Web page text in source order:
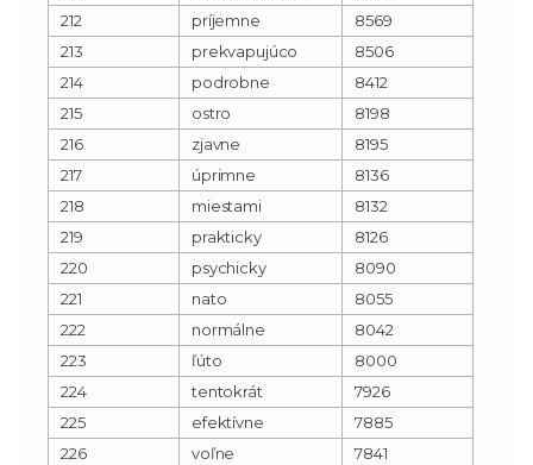
212
príjemne
8569
213
prekvapujúco
8506
214
podrobne
8412
215
ostro
8198
216
zjavne
8195
217
úprimne
8136
218
miestami
8132
219
prakticky
8126
220
psychicky
8090
221
nato
8055
222
normálne
8042
223
ľúto
8000
224
tentokrát
7926
225
efektívne
7885
226
voľne
7841